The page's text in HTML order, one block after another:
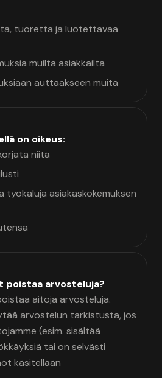
tuoretta ja luotettavaa
muilta asiakkailta
auttaakseen muita
on oikeus:
niitä
asiakaskokemuksen
poistaa arvosteluja?
aitoja arvosteluja.
arvostelun tarkistusta, jos
(esim. sisältää
tai on selvästi
käsitellään